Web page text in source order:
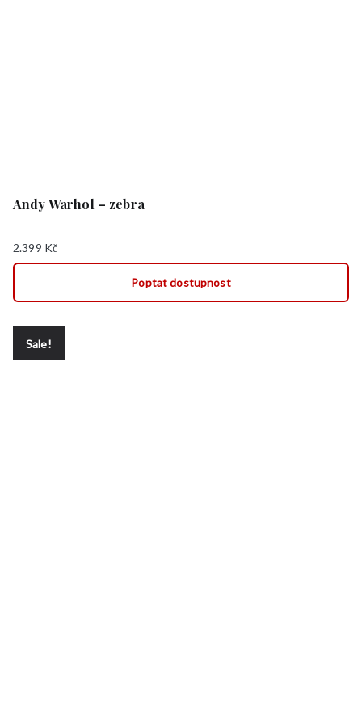
Andy Warhol – zebra
2.399 Kč
Poptat dostupnost
Sale!